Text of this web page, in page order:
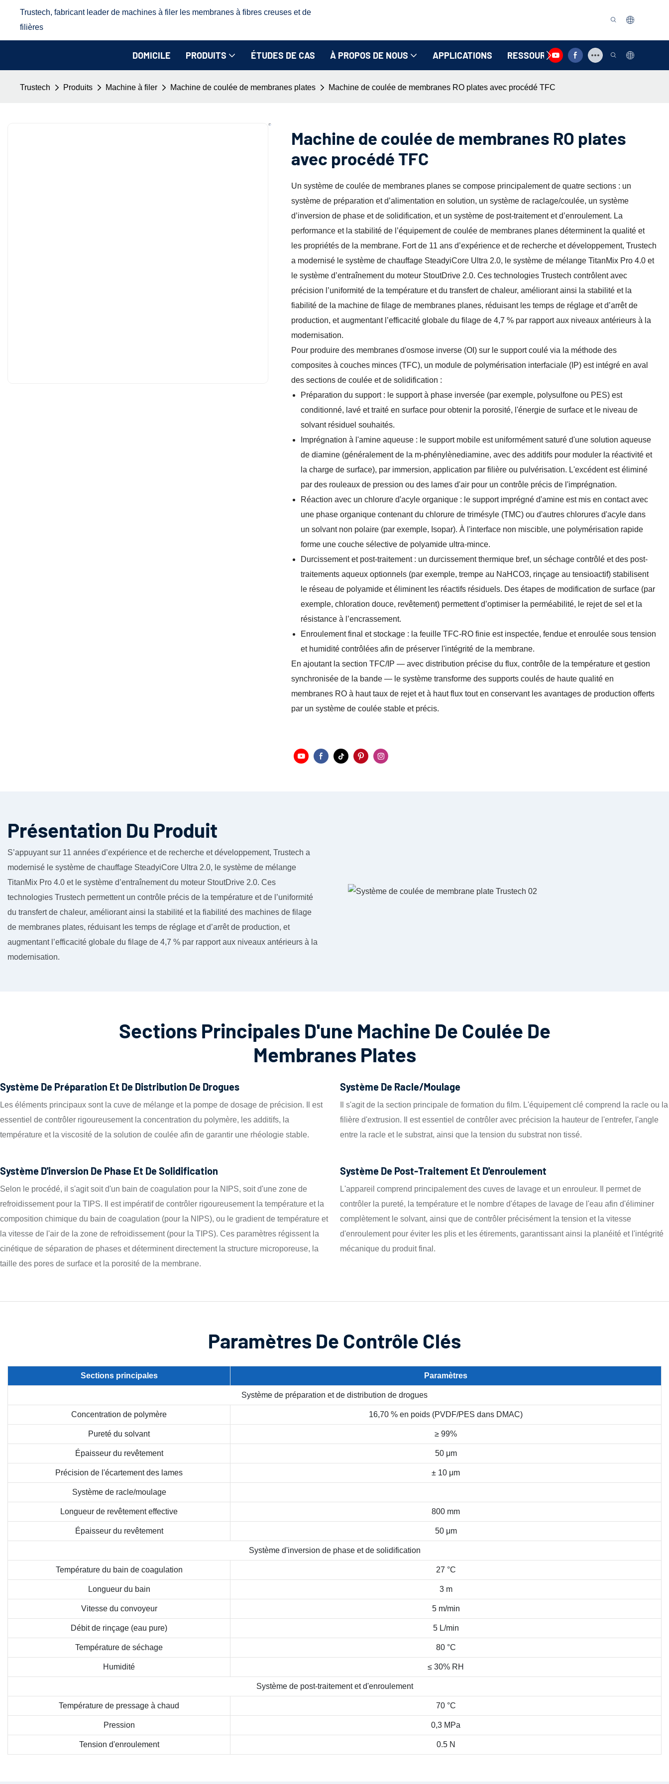
Trustech, fabricant leader de machines à filer les membranes à fibres creuses et de
filières
DOMICILE PRODUITS ÉTUDES DE CAS À PROPOS DE NOUS APPLICATIONS RESSOURCE CONTACTEZ-NOUS
Trustech Produits Machine à filer Machine de coulée de membranes plates Machine de coulée de membranes RO plates avec procédé TFC
Machine de coulée de membranes RO plates
avec procédé TFC
Un système de coulée de membranes planes se compose principalement de quatre sections : un
système de préparation et d’alimentation en solution, un système de raclage/coulée, un système
d’inversion de phase et de solidification, et un système de post-traitement et d’enroulement. La
performance et la stabilité de l’équipement de coulée de membranes planes déterminent la qualité et
les propriétés de la membrane. Fort de 11 ans d’expérience et de recherche et développement, Trustech
a modernisé le système de chauffage SteadyiCore Ultra 2.0, le système de mélange TitanMix Pro 4.0 et
le système d’entraînement du moteur StoutDrive 2.0. Ces technologies Trustech contrôlent avec
précision l’uniformité de la température et du transfert de chaleur, améliorant ainsi la stabilité et la
fiabilité de la machine de filage de membranes planes, réduisant les temps de réglage et d’arrêt de
production, et augmentant l’efficacité globale du filage de 4,7 % par rapport aux niveaux antérieurs à la
modernisation.
Pour produire des membranes d'osmose inverse (OI) sur le support coulé via la méthode des
composites à couches minces (TFC), un module de polymérisation interfaciale (IP) est intégré en aval
des sections de coulée et de solidification :
Préparation du support : le support à phase inversée (par exemple, polysulfone ou PES) est
conditionné, lavé et traité en surface pour obtenir la porosité, l'énergie de surface et le niveau de
solvant résiduel souhaités.
Imprégnation à l'amine aqueuse : le support mobile est uniformément saturé d'une solution aqueuse
de diamine (généralement de la m-phénylènediamine, avec des additifs pour moduler la réactivité et
la charge de surface), par immersion, application par filière ou pulvérisation. L'excédent est éliminé
par des rouleaux de pression ou des lames d'air pour un contrôle précis de l'imprégnation.
Réaction avec un chlorure d'acyle organique : le support imprégné d'amine est mis en contact avec
une phase organique contenant du chlorure de trimésyle (TMC) ou d'autres chlorures d'acyle dans
un solvant non polaire (par exemple, Isopar). À l'interface non miscible, une polymérisation rapide
forme une couche sélective de polyamide ultra-mince.
Durcissement et post-traitement : un durcissement thermique bref, un séchage contrôlé et des post-
traitements aqueux optionnels (par exemple, trempe au NaHCO3, rinçage au tensioactif) stabilisent
le réseau de polyamide et éliminent les réactifs résiduels. Des étapes de modification de surface (par
exemple, chloration douce, revêtement) permettent d’optimiser la perméabilité, le rejet de sel et la
résistance à l’encrassement.
Enroulement final et stockage : la feuille TFC-RO finie est inspectée, fendue et enroulée sous tension
et humidité contrôlées afin de préserver l'intégrité de la membrane.
En ajoutant la section TFC/IP — avec distribution précise du flux, contrôle de la température et gestion
synchronisée de la bande — le système transforme des supports coulés de haute qualité en
membranes RO à haut taux de rejet et à haut flux tout en conservant les avantages de production offerts
par un système de coulée stable et précis.
Présentation Du Produit
S’appuyant sur 11 années d’expérience et de recherche et développement, Trustech a
modernisé le système de chauffage SteadyiCore Ultra 2.0, le système de mélange
TitanMix Pro 4.0 et le système d’entraînement du moteur StoutDrive 2.0. Ces
technologies Trustech permettent un contrôle précis de la température et de l’uniformité
du transfert de chaleur, améliorant ainsi la stabilité et la fiabilité des machines de filage
de membranes plates, réduisant les temps de réglage et d’arrêt de production, et
augmentant l’efficacité globale du filage de 4,7 % par rapport aux niveaux antérieurs à la
modernisation.
Sections Principales D'une Machine De Coulée De
Membranes Plates
Système De Préparation Et De Distribution De Drogues
Les éléments principaux sont la cuve de mélange et la pompe de dosage de précision. Il est
essentiel de contrôler rigoureusement la concentration du polymère, les additifs, la
température et la viscosité de la solution de coulée afin de garantir une rhéologie stable.
Système De Racle/moulage
Il s'agit de la section principale de formation du film. L'équipement clé comprend la racle ou la
filière d'extrusion. Il est essentiel de contrôler avec précision la hauteur de l'entrefer, l'angle
entre la racle et le substrat, ainsi que la tension du substrat non tissé.
Système D'inversion De Phase Et De Solidification
Selon le procédé, il s'agit soit d'un bain de coagulation pour la NIPS, soit d'une zone de
refroidissement pour la TIPS. Il est impératif de contrôler rigoureusement la température et la
composition chimique du bain de coagulation (pour la NIPS), ou le gradient de température et
la vitesse de l'air de la zone de refroidissement (pour la TIPS). Ces paramètres régissent la
cinétique de séparation de phases et déterminent directement la structure microporeuse, la
taille des pores de surface et la porosité de la membrane.
Système De Post-Traitement Et D'enroulement
L'appareil comprend principalement des cuves de lavage et un enrouleur. Il permet de
contrôler la pureté, la température et le nombre d'étapes de lavage de l'eau afin d'éliminer
complètement le solvant, ainsi que de contrôler précisément la tension et la vitesse
d'enroulement pour éviter les plis et les étirements, garantissant ainsi la planéité et l'intégrité
mécanique du produit final.
Paramètres De Contrôle Clés
Sections principales Paramètres
Système de préparation et de distribution de drogues
Concentration de polymère 16,70 % en poids (PVDF/PES dans DMAC)
Pureté du solvant ≥ 99%
Épaisseur du revêtement 50 μm
Précision de l'écartement des lames ± 10 μm
Système de racle/moulage
Longueur de revêtement effective 800 mm
Épaisseur du revêtement 50 μm
Système d'inversion de phase et de solidification
Température du bain de coagulation 27 °C
Longueur du bain 3 m
Vitesse du convoyeur 5 m/min
Débit de rinçage (eau pure) 5 L/min
Température de séchage 80 °C
Humidité ≤ 30% RH
Système de post-traitement et d'enroulement
Température de pressage à chaud 70 °C
Pression 0,3 MPa
Tension d'enroulement 0.5 N